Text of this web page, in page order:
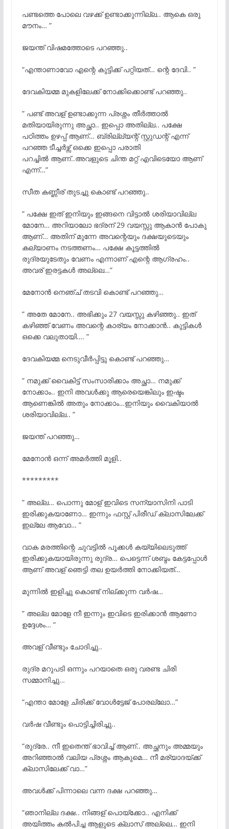
പണ്ടത്തെ പോലെ വഴക്ക് ഉണ്ടാക്കുന്നില്ല.. ആകെ ഒരു
മൗനം… ”
ജയന്ത് വിഷമത്തോടെ പറഞ്ഞു..
“എന്താണാവോ എന്റെ കുട്ടിക്ക് പറ്റിയത്… ന്റെ ദേവി.. ”
ദേവകിയമ്മ മുകളിലേക്ക് നോക്കിക്കൊണ്ട് പറഞ്ഞു..
” പണ്ട് അവള് ഉണ്ടാക്കുന്ന പ്രശ്നം തീര്ത്താൽ
മതിയായിരുന്നു അച്ഛാ.. ഇപ്പൊ അതില്ല.. പക്ഷേ
പഠിത്തം ഉഴപ്പ് ആണ്… ബ്രില്ല്യന്റ് സ്റ്റുഡന്റ് എന്ന്
പറഞ്ഞ ടീച്ചര്ഴ്സ് ഒക്കെ ഇപ്പൊ പരാതി
പറച്ചില്ആണ്..അവളുടെ ചിന്ത മറ്റ് എവിടെയോ ആണ്
എന്ന്…”
സീത കണ്ണീര് തുടച്ചു കൊണ്ട് പറഞ്ഞു..
” പക്ഷേ ഇത് ഇനിയും ഇങ്ങനെ വിട്ടാല്ശരിയാവില്ല
മോനേ… അറിയാലോ ഭദ്രന് 29 വയസ്സു ആകാൻ പോകു
ആണ്… അതിന് മുന്നേ അവന്റെയും ദക്ഷയുടെയും
കല്യാണം നടത്തണം… പക്ഷേ കൂട്ടത്തിൽ
രുദ്രയുടേതും വേണം എന്നാണ് എന്റെ ആഗ്രഹം..
അവര് ഇരട്ടകള്അല്ലെ…”
മേനോന്നെഞ്ച് തടവി കൊണ്ട് പറഞ്ഞു…
” അതേ മോനേ.. അഭിക്കും 27 വയസ്സു കഴിഞ്ഞു.. ഇത്
കഴിഞ്ഞ് വേണം അവന്റെ കാര്യം നോക്കാൻ.. കുട്ടികൾ
ഒക്കെ വലുതായി…. ”
ദേവകിയമ്മ നെടുവീര്പ്പിട്ടു കൊണ്ട് പറഞ്ഞു…
” നമുക്ക് വൈകിട്ട് സംസാരിക്കാം അച്ഛാ… നമുക്ക്
നോക്കാം.. ഇനി അവള്ക്കു ആരെയെങ്കിലും ഇഷ്ടം
ആണെങ്കിൽ അതും നോക്കാം…ഇനിയും വൈകിയാൽ
ശരിയാവില്ല.. ”
ജയന്ത് പറഞ്ഞു…
മേനോന്ഒന്ന്‌ അമര്ത്തി മൂളി..
*********
” അല്ല… പൊന്നു മോള് ഇവിടെ സന്യാസിനി പാടി
ഇരിക്കുകയാണോ… ഇന്നും ഫസ്റ്റ് പിരീഡ് ക്ലാസിലേക്ക്
ഇല്ലേ ആവോ… ”
വാക മരത്തിന്റെ ചുവട്ടില്പൂക്കള്കയ്യിലെടുത്ത്
ഇരിക്കുകയായിരുന്നു രുദ്ര… പെട്ടെന്ന് ശബ്ദം കേട്ടപ്പോൾ
ആണ് അവള് ഞെട്ടി തല ഉയർത്തി നോക്കിയത്‌…
മുന്നില്ഇളിച്ചു കൊണ്ട് നില്ക്കുന്ന വര്ഷ…
” അല്ല മോളേ നീ ഇന്നും ഇവിടെ ഇരിക്കാൻ ആണോ
ഉദ്ദേശം… ”
അവള് വീണ്ടും ചോദിച്ചു..
രുദ്ര മറുപടി ഒന്നും പറയാതെ ഒരു വരണ്ട ചിരി
സമ്മാനിച്ചു…
“എന്താ മോളേ ചിരിക്ക് വോള്ട്ടേജ് പോരല്ലോ…”
വര്ഷ വീണ്ടും പൊട്ടിച്ചിരിച്ചു..
“രുദ്രേ.. നീ ഇതെന്ത് ഭാവിച്ച് ആണ്.. അച്ഛനും അമ്മയും
അറിഞ്ഞാല്വലിയ പ്രശ്നം ആകുമെ… നീ മര്യാദയ്ക്ക്
ക്ലാസിലേക്ക് വാ…”
അവള്ക്ക് പിന്നാലെ വന്ന ദക്ഷ പറഞ്ഞു…
“ഞാനില്ല ദക്ഷ.. നിങ്ങള് പൊയ്ക്കോ.. എനിക്ക്
അയിത്തം കല്പിച്ച ആളുടെ ക്ലാസ് അല്ലെ… ഇനി